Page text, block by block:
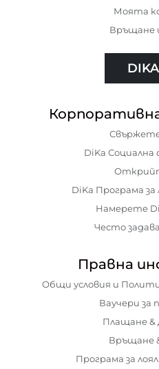
Моята
Връщане
Свържете
DiKa
DiKa Програма
Намерете
Често
Правна
Общи условия и
Ваучери за
Плащане &
Връщане
Програма за